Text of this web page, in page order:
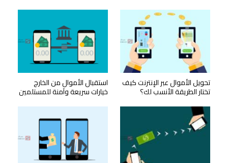
تحويل الأموال عبر الإنترنت كيف
تختار الطريقة الأنسب لك؟
استقبال الأموال من الخارج
خيارات سريعة وآمنة للمستلمين